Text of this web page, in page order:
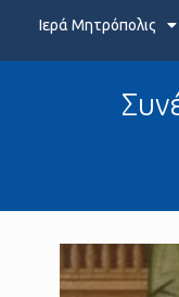
Ιερά Μητρόπολις